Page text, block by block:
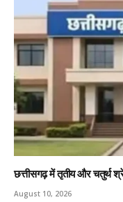
छत्तीसगढ़ में तृतीय और चतुर्थ
August 10, 2026